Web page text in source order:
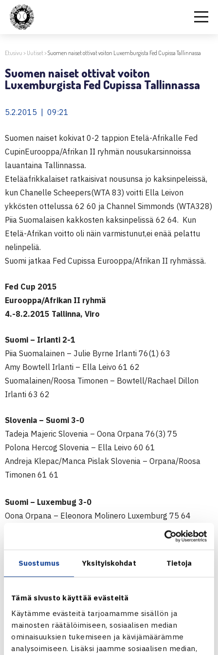
Suostumus Yksityiskohdat Tietoja
Tämä sivusto käyttää evästeitä
Käytämme evästeitä tarjoamamme sisällön ja
mainosten räätälöimiseen, sosiaalisen median
ominaisuuksien tukemiseen ja kävijämäärämme
analysoimiseen. Lisäksi jaamme sosiaalisen median,
Etusivu > Uutiset>Suomen naiset ottivat voiton Luxemburgista Fed Cupissa Tallinnassa
Suomen naiset ottivat voiton
Luxemburgista Fed Cupissa Tallinnassa
5.2.2015 | 09:21
Suomen naiset kokivat 0-2 tappion Etelä-Afrikalle Fed
CupinEurooppa/Afrikan II ryhmän nousukarsinnoissa
lauantaina Tallinnassa.
Eteläafrikkalaiset ratkaisivat nousunsa jo kaksinpeleissä,
kun Chanelle Scheepers(WTA 83) voitti Ella Leivon
ykkösten ottelussa 62 60 ja Channel Simmonds (WTA328)
Piia Suomalaisen kakkosten kaksinpelissä 62 64. Kun
Etelä-Afrikan voitto oli näin varmistunut,ei enää pelattu
nelinpeliä.
Suomi jatkaa Fed Cupissa Eurooppa/Afrikan II ryhmässä.
Fed Cup 2015
Eurooppa/Afrikan II ryhmä
4.-8.2.2015 Tallinna, Viro
Suomi – Irlanti 2-1
Piia Suomalainen – Julie Byrne Irlanti 76(1) 63
Amy Bowtell Irlanti – Ella Leivo 61 62
Suomalainen/Roosa Timonen – Bowtell/Rachael Dillon
Irlanti 63 62
Slovenia – Suomi 3-0
Tadeja Majeric Slovenia – Oona Orpana 76(3) 75
Polona Hercog Slovenia – Ella Leivo 60 61
Andreja Klepac/Manca Pislak Slovenia – Orpana/Roosa
Timonen 61 61
Suomi – Luxembug 3-0
Oona Orpana – Eleonora Molinero Luxemburg 75 64
Piia Suomalainen – Claudine Schaul Luxemburg 61 62
Ella Leivo/Roosa Timonen – Sharon Pesch/Jo Weisen
Etelä-Afrikka – Suomi 2-0
Chanel Simmonds Etelä-Afrikka – Piia Suomalainen 62 64
Chanelle Scheepers Etelä-Afrikka – Ella Leivo 62
***********************************